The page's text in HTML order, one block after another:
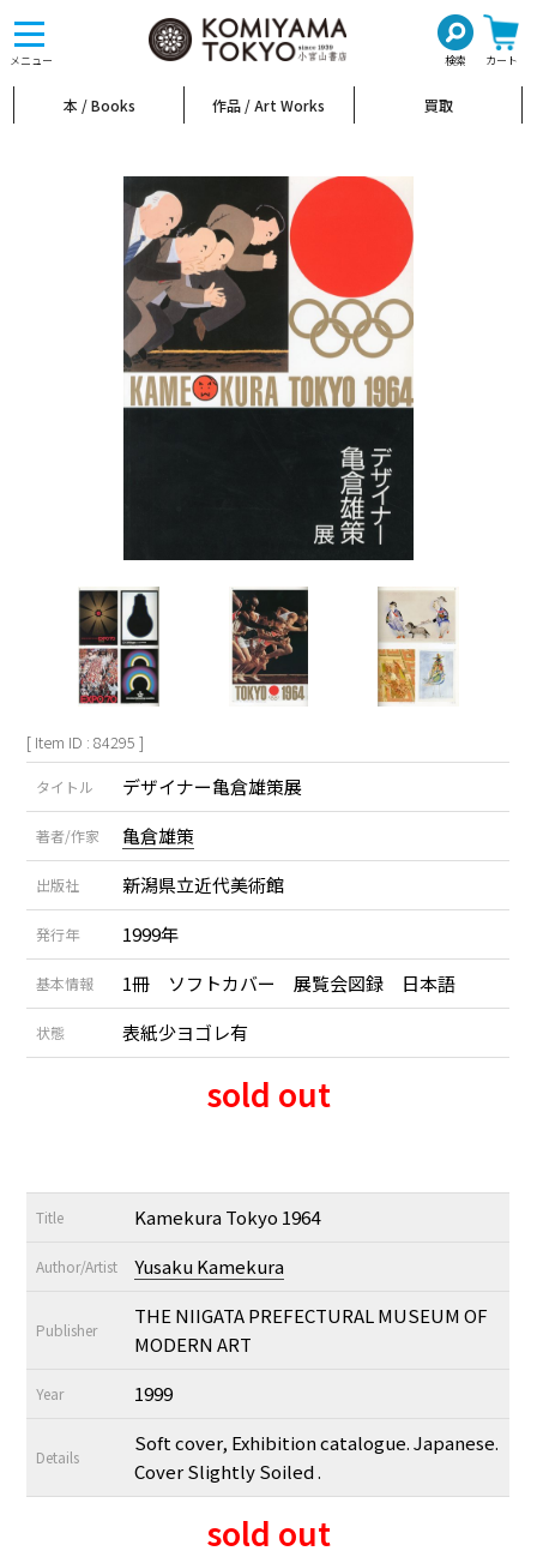
メニュー 検索 カート
toggle
navigation
本 / Books 作品 / Art Works 買取
[ Item ID : 84295 ]
タイトル デザイナー亀倉雄策展
著者/作家 亀倉雄策
出版社 新潟県立近代美術館
発行年 1999年
基本情報 1冊 ソフトカバー 展覧会図録 日本語
状態 表紙少ヨゴレ有
sold out
Title Kamekura Tokyo 1964
Author/Artist Yusaku Kamekura
Publisher
THE NIIGATA PREFECTURAL MUSEUM OF
MODERN ART
Year 1999
Details
Soft cover, Exhibition catalogue. Japanese.
Cover Slightly Soiled .
sold out